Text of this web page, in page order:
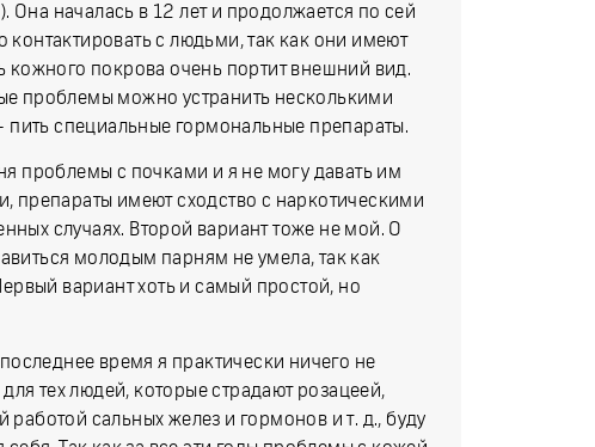
началась в 12 лет и продолжается по сей
с людьми, так как они имеют
покрова очень портит внешний вид.
проблемы можно устранить несколькими
специальные гормональные препараты.
проблемы с почками и я не могу давать им
препараты имеют сходство с наркотическими
случаях. Второй вариант тоже не мой. О
молодым парням не умела, так как
вариант хоть и самый простой, но
время я практически ничего не
тех людей, которые страдают розацеей,
сальных желез и гормонов и т. д., буду